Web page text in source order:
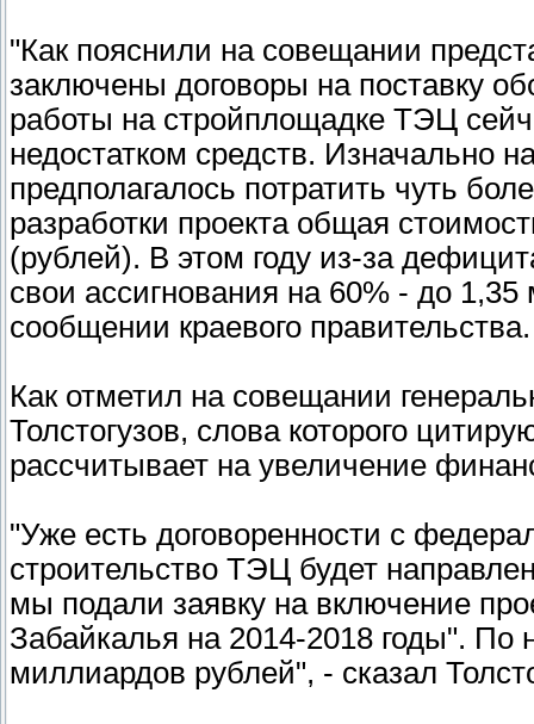
"Как пояснили на совещании
заключены договоры на поставку
работы на стройплощадке ТЭЦ
недостатком средств. Изначально
предполагалось потратить чуть
разработки проекта общая
(рублей). В этом году из-за
свои ассигнования на 60% - до
сообщении краевого правительства.
Как отметил на совещании
Толстогузов, слова которого
рассчитывает на увеличение
"Уже есть договоренности с
строительство ТЭЦ будет
мы подали заявку на включение
Забайкалья на 2014-2018 годы".
миллиардов рублей", - сказал